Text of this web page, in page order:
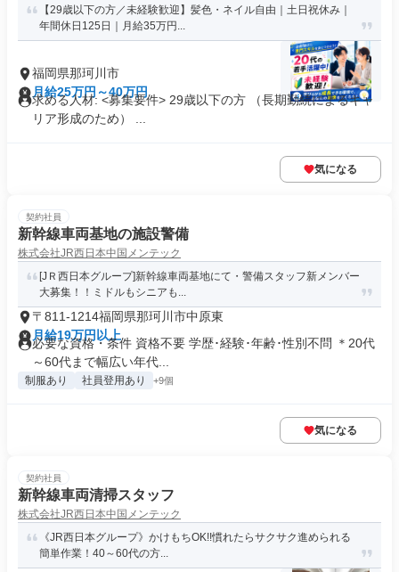
【29歳以下の方／未経験歓迎】髪色・ネイル自由｜土日祝休み｜
年間休日125日｜月給35万円...
福岡県那珂川市
月給25万円～40万円
求める人材: <募集要件> 29歳以下の方 （長期勤続によるキャ
リア形成のため） ...
気になる
契約社員
新幹線車両基地の施設警備
株式会社JR西日本中国メンテック
[JＲ西日本グループ]新幹線車両基地にて・警備スタッフ新メンバー
大募集！！ミドルもシニアも...
〒811-1214福岡県那珂川市中原東
月給19万円以上
必要な資格・条件 資格不要 学歴･経験･年齢･性別不問 ＊20代
～60代まで幅広い年代...
制服あり 社員登用あり +9個
気になる
契約社員
新幹線車両清掃スタッフ
株式会社JR西日本中国メンテック
《JR西日本グループ》かけもちOK!!慣れたらサクサク進められる
簡単作業！40～60代の方...